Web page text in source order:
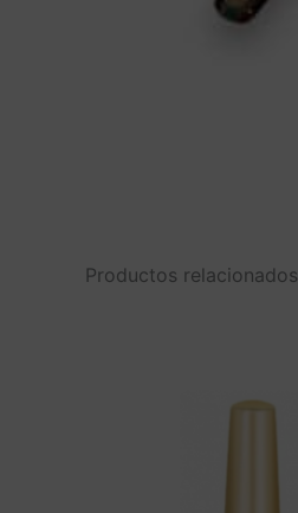
Productos relacionados